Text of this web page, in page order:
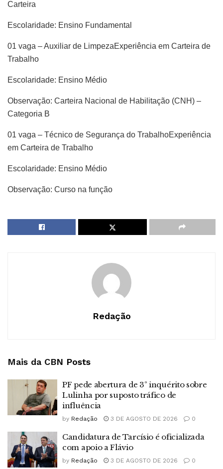
Carteira
Escolaridade: Ensino Fundamental
01 vaga – Auxiliar de LimpezaExperiência em Carteira de
Trabalho
Escolaridade: Ensino Médio
Observação: Carteira Nacional de Habilitação (CNH) –
Categoria B
01 vaga – Técnico de Segurança do TrabalhoExperiência
em Carteira de Trabalho
Escolaridade: Ensino Médio
Observação: Curso na função
Redação
Mais da CBN Posts
PF pede abertura de 3º inquérito sobre
Lulinha por suposto tráfico de
influência
by Redação 3 DE AGOSTO DE 2026 0
Candidatura de Tarcísio é oficializada
com apoio a Flávio
by Redação 3 DE AGOSTO DE 2026 0